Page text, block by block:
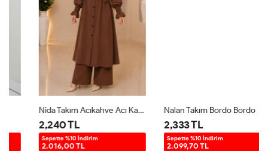
Nida Takım Acıkahve Acı Kahve
2,240 TL
Sepette %10 İndirim
2.016,00 TL
Nalan Takım Bordo Bordo
2,333 TL
Sepette %10 İndirim
2.099,70 TL